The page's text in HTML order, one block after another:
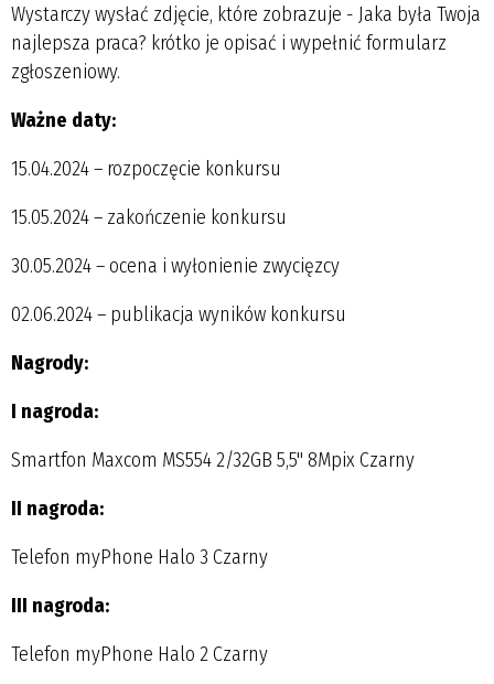
Wystarczy wysłać zdjęcie, które zobrazuje - Jaka była Twoja
najlepsza praca? krótko je opisać i wypełnić formularz
zgłoszeniowy.
Ważne daty:
15.04.2024 – rozpoczęcie konkursu
15.05.2024 – zakończenie konkursu
30.05.2024 – ocena i wyłonienie zwycięzcy
02.06.2024 – publikacja wyników konkursu
Nagrody:
I nagroda:
Smartfon Maxcom MS554 2/32GB 5,5" 8Mpix Czarny
II nagroda:
Telefon myPhone Halo 3 Czarny
III nagroda:
Telefon myPhone Halo 2 Czarny